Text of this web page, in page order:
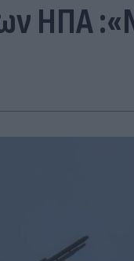
ΗΠΑ